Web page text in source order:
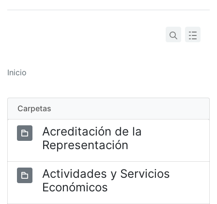
Inicio
Carpetas
Acreditación de la
Representación
Actividades y Servicios
Económicos